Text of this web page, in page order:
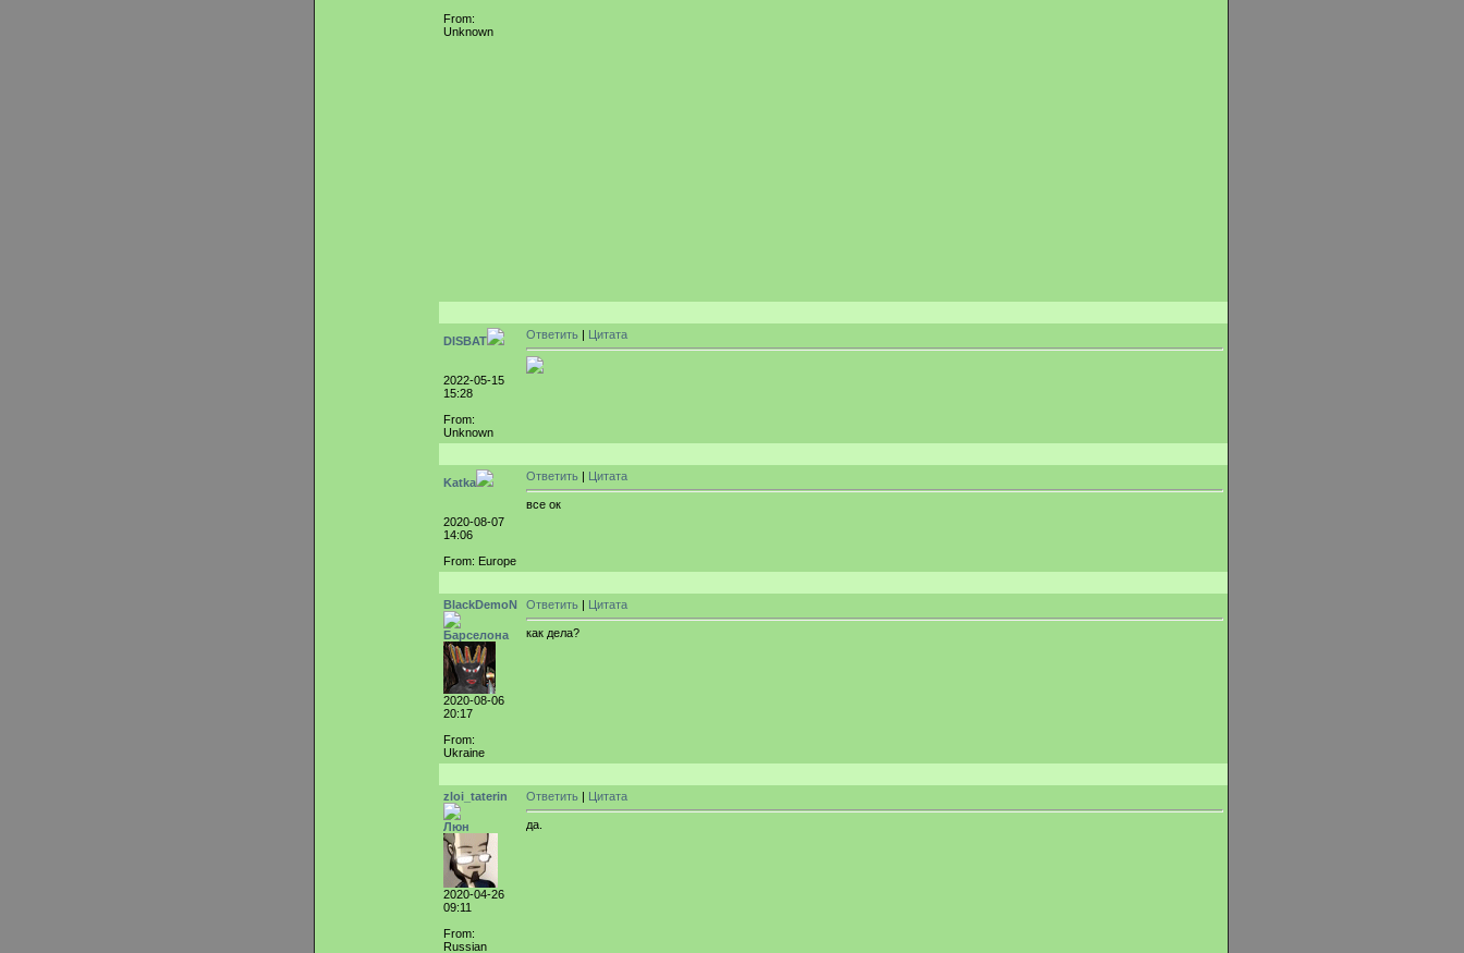
From:
Unknown
DISBAT
2022-05-15
15:28
From:
Unknown
Ответить | Цитата
Katka
2020-08-07
14:06
From: Europe
Ответить | Цитата
все ок
BlackDemoN
Барселона
2020-08-06
20:17
From:
Ukraine
Ответить | Цитата
как дела?
zloi_taterin
Люн
2020-04-26
09:11
From:
Russian
Ответить | Цитата
да.